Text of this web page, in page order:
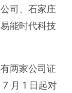
司、石家庄
能时代科技
两家公司证
月 1 日起对